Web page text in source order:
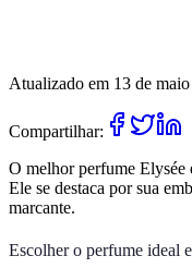
Atualizado em 13 de
Compartilhar:
O melhor perfume
Ele se destaca por sua
marcante.
Escolher o perfume ideal